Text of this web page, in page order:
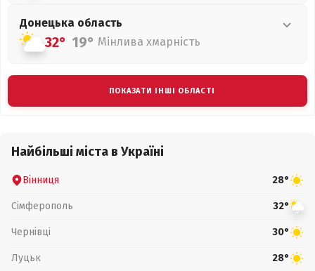
Донецька область
32° 19° Мінлива хмарність
ПОКАЗАТИ ІНШІ ОБЛАСТІ
Найбільші міста в Україні
Вінниця 28°
Сімферополь 32°
Чернівці 30°
Луцьк 28°